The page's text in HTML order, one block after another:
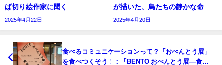
ぱ切り絵作家に聞く
2025年4月22日
が描いた、鳥たちの静かな命
2025年4月20日
食べるコミュニケーションって？「おべんとう展」
を食べつくそう！：『BENTO おべんとう展―食べ